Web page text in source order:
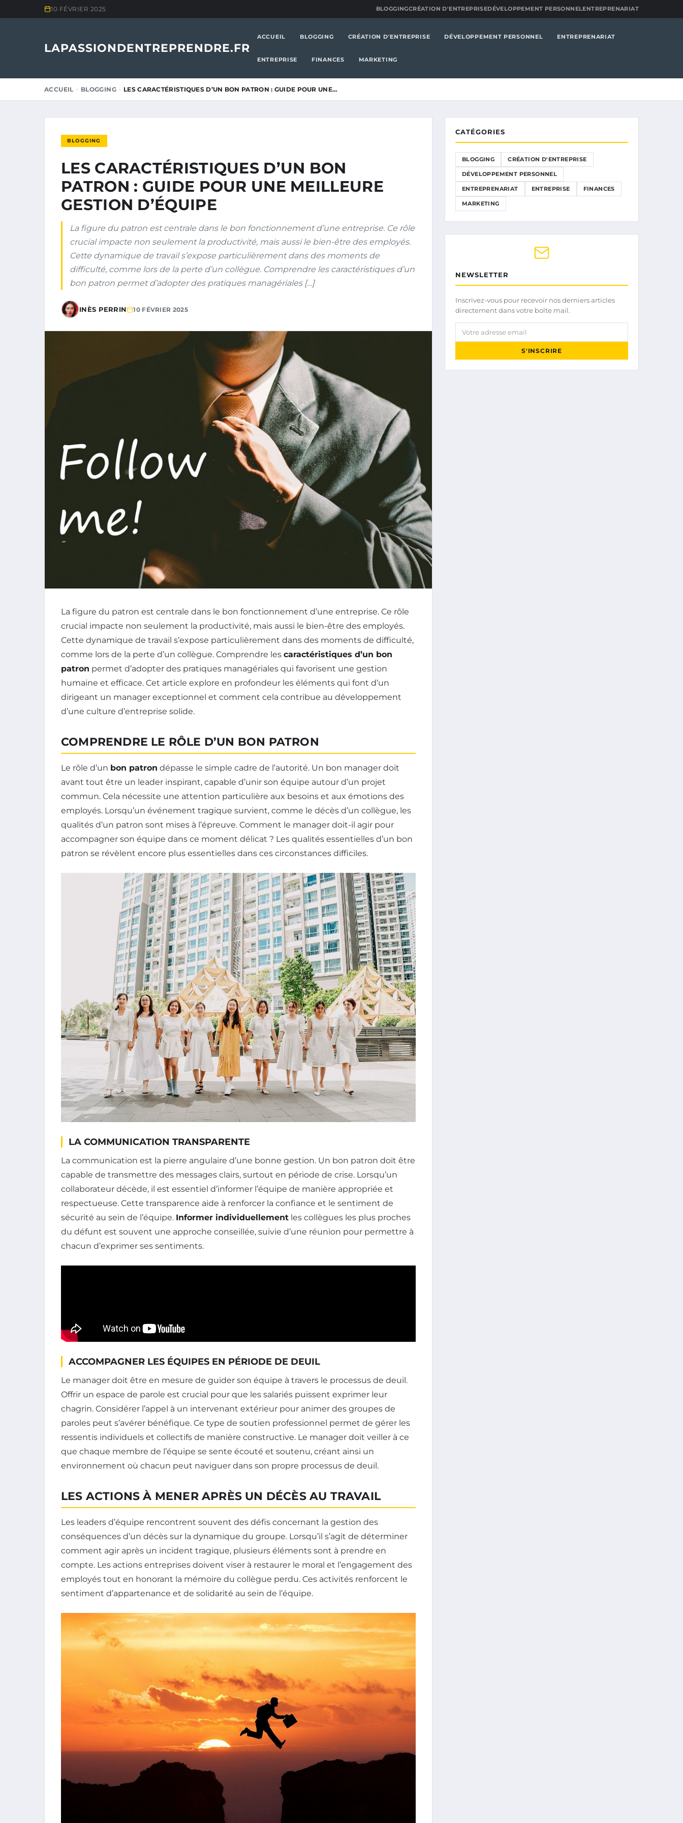
10 FÉVRIER 2025 BLOGGINGCRÉATION D'ENTREPRISEDÉVELOPPEMENT PERSONNELENTREPRENARIAT
LAPASSIONDENTREPRENDRE.FR
ACCUEIL BLOGGING CRÉATION D'ENTREPRISE DÉVELOPPEMENT PERSONNEL ENTREPRENARIAT
ENTREPRISE FINANCES MARKETING
ACCUEIL BLOGGING LES CARACTÉRISTIQUES D’UN BON PATRON : GUIDE POUR UNE…
BLOGGING
LES CARACTÉRISTIQUES D’UN BON
PATRON : GUIDE POUR UNE MEILLEURE
GESTION D’ÉQUIPE
La figure du patron est centrale dans le bon fonctionnement d’une entreprise. Ce rôle
crucial impacte non seulement la productivité, mais aussi le bien-être des employés.
Cette dynamique de travail s’expose particulièrement dans des moments de
difficulté, comme lors de la perte d’un collègue. Comprendre les caractéristiques d’un
bon patron permet d’adopter des pratiques managériales […]
INÈS PERRIN 10 FÉVRIER 2025
La figure du patron est centrale dans le bon fonctionnement d’une entreprise. Ce rôle
crucial impacte non seulement la productivité, mais aussi le bien-être des employés.
Cette dynamique de travail s’expose particulièrement dans des moments de difficulté,
comme lors de la perte d’un collègue. Comprendre les caractéristiques d’un bon
patron permet d’adopter des pratiques managériales qui favorisent une gestion
humaine et efficace. Cet article explore en profondeur les éléments qui font d’un
dirigeant un manager exceptionnel et comment cela contribue au développement
d’une culture d’entreprise solide.
COMPRENDRE LE RÔLE D’UN BON PATRON
Le rôle d’un bon patron dépasse le simple cadre de l’autorité. Un bon manager doit
avant tout être un leader inspirant, capable d’unir son équipe autour d’un projet
commun. Cela nécessite une attention particulière aux besoins et aux émotions des
employés. Lorsqu’un événement tragique survient, comme le décès d’un collègue, les
qualités d’un patron sont mises à l’épreuve. Comment le manager doit-il agir pour
accompagner son équipe dans ce moment délicat ? Les qualités essentielles d’un bon
patron se révèlent encore plus essentielles dans ces circonstances difficiles.
LA COMMUNICATION TRANSPARENTE
La communication est la pierre angulaire d’une bonne gestion. Un bon patron doit être
capable de transmettre des messages clairs, surtout en période de crise. Lorsqu’un
collaborateur décède, il est essentiel d’informer l’équipe de manière appropriée et
respectueuse. Cette transparence aide à renforcer la confiance et le sentiment de
sécurité au sein de l’équipe. Informer individuellement les collègues les plus proches
du défunt est souvent une approche conseillée, suivie d’une réunion pour permettre à
chacun d’exprimer ses sentiments.
ACCOMPAGNER LES ÉQUIPES EN PÉRIODE DE DEUIL
Le manager doit être en mesure de guider son équipe à travers le processus de deuil.
Offrir un espace de parole est crucial pour que les salariés puissent exprimer leur
chagrin. Considérer l’appel à un intervenant extérieur pour animer des groupes de
paroles peut s’avérer bénéfique. Ce type de soutien professionnel permet de gérer les
ressentis individuels et collectifs de manière constructive. Le manager doit veiller à ce
que chaque membre de l’équipe se sente écouté et soutenu, créant ainsi un
environnement où chacun peut naviguer dans son propre processus de deuil.
LES ACTIONS À MENER APRÈS UN DÉCÈS AU TRAVAIL
Les leaders d’équipe rencontrent souvent des défis concernant la gestion des
conséquences d’un décès sur la dynamique du groupe. Lorsqu’il s’agit de déterminer
comment agir après un incident tragique, plusieurs éléments sont à prendre en
compte. Les actions entreprises doivent viser à restaurer le moral et l’engagement des
employés tout en honorant la mémoire du collègue perdu. Ces activités renforcent le
sentiment d’appartenance et de solidarité au sein de l’équipe.
CATÉGORIES
BLOGGING CRÉATION D'ENTREPRISE
DÉVELOPPEMENT PERSONNEL
ENTREPRENARIAT ENTREPRISE FINANCES
MARKETING
NEWSLETTER
Inscrivez-vous pour recevoir nos derniers articles
directement dans votre boîte mail.
Votre adresse email
S'INSCRIRE